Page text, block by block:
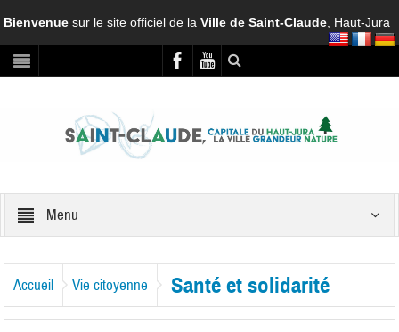
Bienvenuesur le site officiel de laVille de Saint-Claude , Haut-Jura
Menu
Accueil Vie citoyenne Santé et solidarité